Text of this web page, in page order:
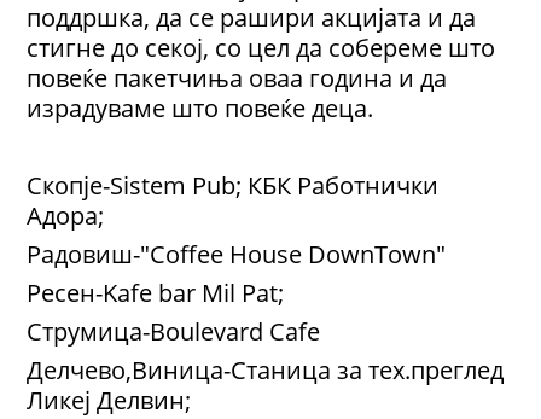
поддршка, да се рашири акцијата и да
стигне до секој, со цел да собереме што
повеќе пакетчиња оваа година и да
израдуваме што повеќе деца.
Скопје-Sistem Pub; КБК Работнички
Адора;
Радовиш-"Coffee House DownTown"
Ресен-Kafe bar Mil Pat;
Струмица-Boulevard Cafe
Делчево,Виница-Станица за тех.преглед
Ликеј Делвин;